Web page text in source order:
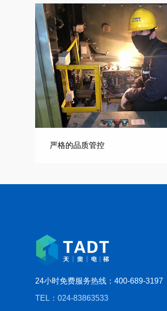
严格的品质管控
24小时免费服务热线：400-689-3197
TEL：024-83863533